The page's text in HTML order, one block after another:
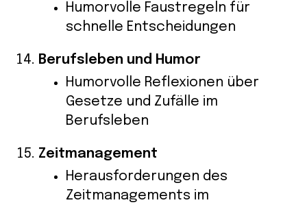
Humorvolle Faustregeln für
schnelle Entscheidungen
Berufsleben und Humor
Humorvolle Reflexionen über
Gesetze und Zufälle im
Berufsleben
Zeitmanagement
Herausforderungen des
Zeitmanagements im